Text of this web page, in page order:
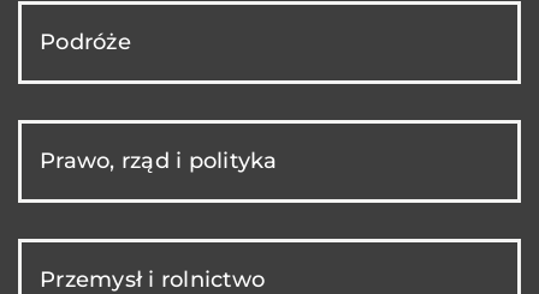
Podróże
Prawo, rząd i polityka
Przemysł i rolnictwo